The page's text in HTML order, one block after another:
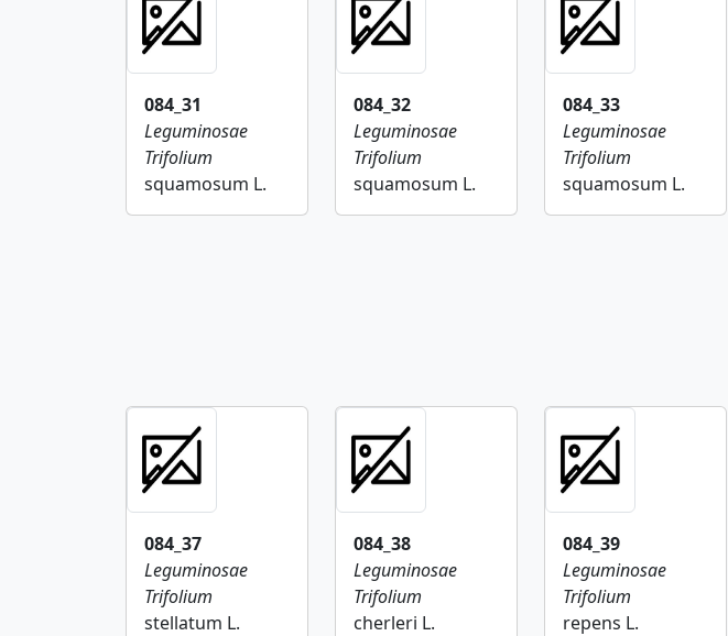
084_31
Leguminosae
Trifolium
squamosum L.
084_32
Leguminosae
Trifolium
squamosum L.
084_33
Leguminosae
Trifolium
squamosum L.
084_37
Leguminosae
Trifolium
stellatum L.
084_38
Leguminosae
Trifolium
cherleri L.
084_39
Leguminosae
Trifolium
repens L.